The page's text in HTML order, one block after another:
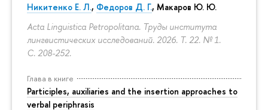
Никитенко Е. Л., Федоров Д. Г., Макаров Ю. Ю.
Acta Linguistica Petropolitana. Труды института
лингвистических исследований. 2026. Т. 22. № 1.
С. 208-252.
Глава в книге
Participles, auxiliaries and the insertion approaches to
verbal periphrasis